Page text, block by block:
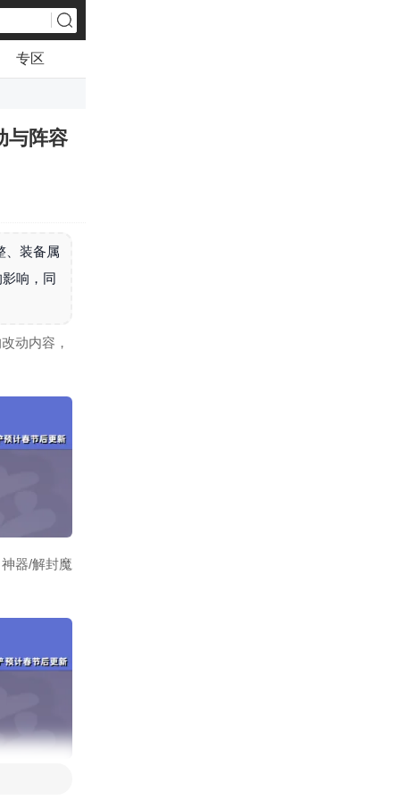
专区
与阵容
、装备属
响，同
动内容，
器/解封魔
炸弹人带